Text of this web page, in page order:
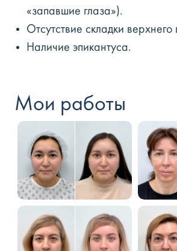
«запавшие глаза»).
Отсутствие складки верхнего
Наличие эпикантуса.
Мои работы